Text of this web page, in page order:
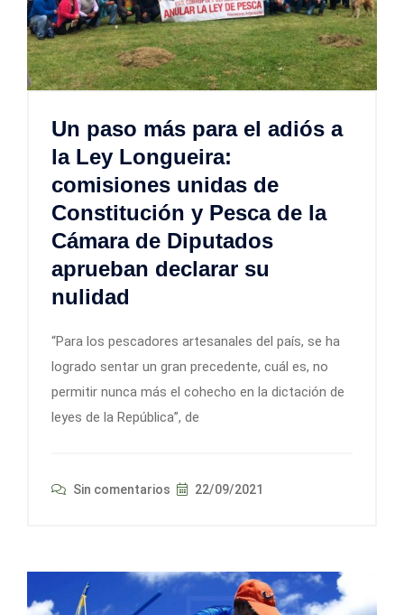
Un paso más para el adiós a
la Ley Longueira:
comisiones unidas de
Constitución y Pesca de la
Cámara de Diputados
aprueban declarar su
nulidad
“Para los pescadores artesanales del país, se ha
logrado sentar un gran precedente, cuál es, no
permitir nunca más el cohecho en la dictación de
leyes de la República”, de
Sin comentarios 22/09/2021